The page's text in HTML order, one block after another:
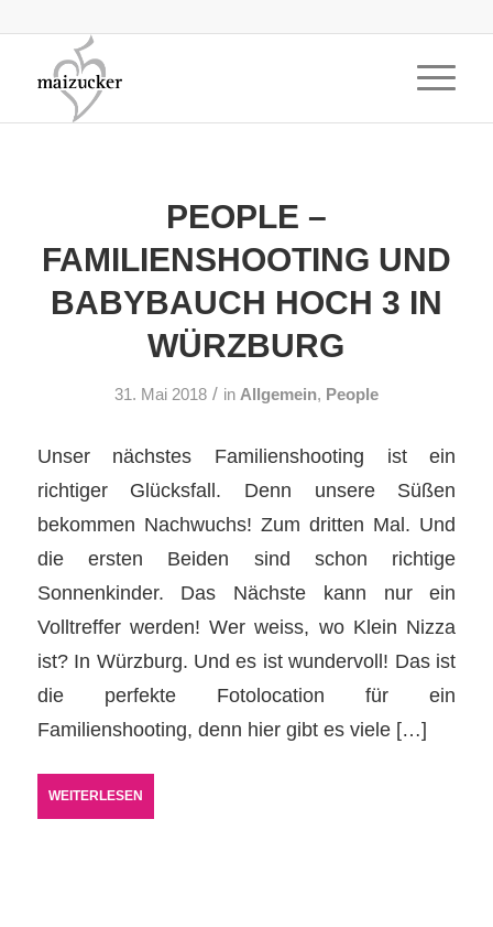
PEOPLE –
FAMILIENSHOOTING UND
BABYBAUCH HOCH 3 IN
WÜRZBURG
31. Mai 2018 / in Allgemein, People
Unser nächstes Familienshooting ist ein
richtiger Glücksfall. Denn unsere Süßen
bekommen Nachwuchs! Zum dritten Mal. Und
die ersten Beiden sind schon richtige
Sonnenkinder. Das Nächste kann nur ein
Volltreffer werden! Wer weiss, wo Klein Nizza
ist? In Würzburg. Und es ist wundervoll! Das ist
die perfekte Fotolocation für ein
Familienshooting, denn hier gibt es viele […]
WEITERLESEN